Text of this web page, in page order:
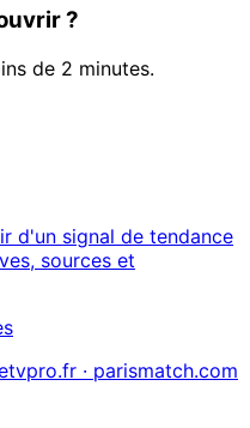
?
de 2 minutes.
d'un signal de tendance
sources et
· parismatch.com